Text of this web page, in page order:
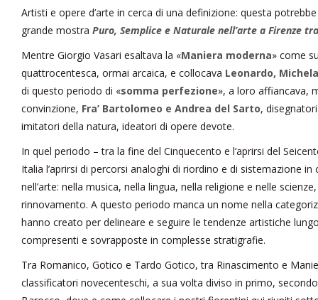
Artisti e opere d’arte in cerca di una definizione: questa
grande mostra Puro, Semplice e Naturale nell’arte a Firenze
Mentre Giorgio Vasari esaltava la «Maniera moderna» come
quattrocentesca, ormai arcaica, e collocava Leonardo,
di questo periodo di «somma perfezione», a loro affiancava,
convinzione, Fra’ Bartolomeo e Andrea del Sarto,
imitatori della natura, ideatori di opere devote.
In quel periodo – tra la fine del Cinquecento e l’aprirsi del
Italia l’aprirsi di percorsi analoghi di riordino e di sistemazione
nell’arte: nella musica, nella lingua, nella religione e nelle
rinnovamento. A questo periodo manca un nome nella
hanno creato per delineare e seguire le tendenze artistiche
compresenti e sovrapposte in complesse stratigrafie.
Tra Romanico, Gotico e Tardo Gotico, tra Rinascimento e
classificatori novecenteschi, a sua volta diviso in primo,